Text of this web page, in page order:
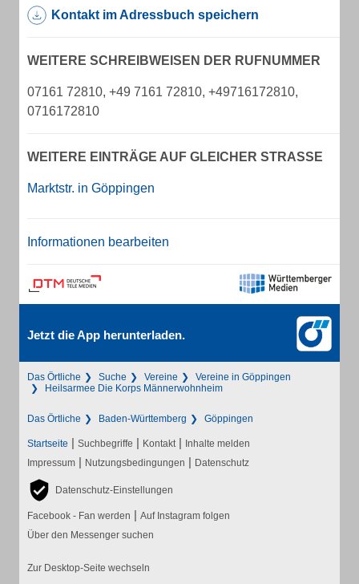
Kontakt im Adressbuch speichern
WEITERE SCHREIBWEISEN DER RUFNUMMER
07161 72810, +49 7161 72810, +49716172810,
0716172810
WEITERE EINTRÄGE AUF GLEICHER STRASSE
Marktstr. in Göppingen
Informationen bearbeiten
Jetzt die App herunterladen.
Das Örtliche Suche Vereine
Vereine in Göppingen
Heilsarmee Die Korps Männerwohnheim
Das Örtliche Baden-Württemberg Göppingen
Startseite | Suchbegriffe | Kontakt | Inhalte melden
Impressum | Nutzungsbedingungen | Datenschutz
Datenschutz-Einstellungen
Facebook - Fan werden | Auf Instagram folgen
Über den Messenger suchen
Zur Desktop-Seite wechseln